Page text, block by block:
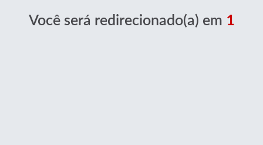
Você será redirecionado(a) em 1